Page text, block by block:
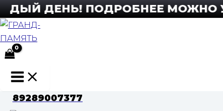
Перейти
к
содержимому
ДЕНЬ! ПОДРОБНЕЕ МОЖНО
Main
Menu
89289007377